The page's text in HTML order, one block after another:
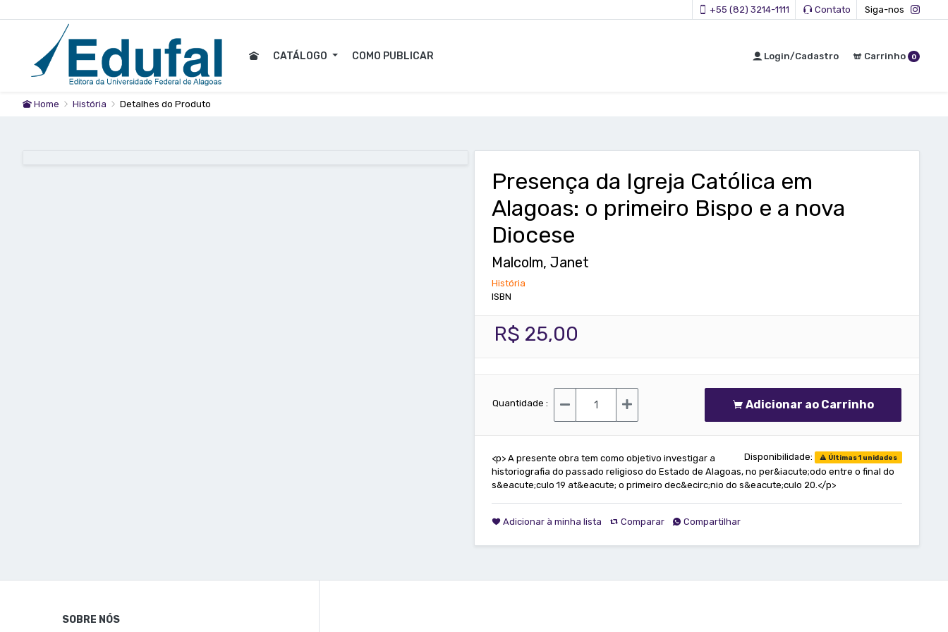
+55 (82) 3214-1111 Contato Siga-nos
CATÁLOGO COMO PUBLICAR Login/Cadastro Carrinho 0
Home História Detalhes do Produto
Presença da Igreja Católica em
Alagoas: o primeiro Bispo e a nova
Diocese
Malcolm, Janet
História
ISBN
R$ 25,00
Quantidade : Adicionar ao Carrinho
Disponibilidade: Últimas 1 unidades
<p> A presente obra tem como objetivo investigar a
historiografia do passado religioso do Estado de Alagoas, no per&iacute;odo entre o final do
s&eacute;culo 19 at&eacute; o primeiro dec&ecirc;nio do s&eacute;culo 20.</p>
Adicionar à minha lista Comparar Compartilhar
SOBRE NÓS